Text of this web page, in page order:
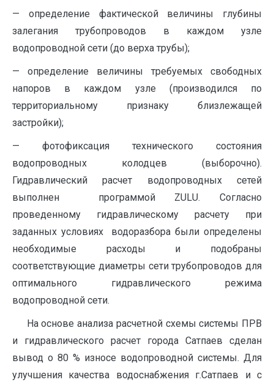
— определение фактической величины глубины
залегания трубопроводов в каждом узле
водопроводной сети (до верха трубы);
— определение величины требуемых свободных
напоров в каждом узле (производился по
территориальному признаку близлежащей
застройки);
— фотофиксация технического состояния
водопроводных колодцев (выборочно).
Гидравлический расчет водопроводных сетей
выполнен программой ZULU. Согласно
проведенному гидравлическому расчету при
заданных условиях водоразбора были определены
необходимые расходы и подобраны
соответствующие диаметры сети трубопроводов для
оптимального гидравлического режима
водопроводной сети.
На основе анализа расчетной схемы системы ПРВ
и гидравлического расчет города Сатпаев сделан
вывод о 80 % износе водопроводной системы. Для
улучшения качества водоснабжения г.Сатпаев и с